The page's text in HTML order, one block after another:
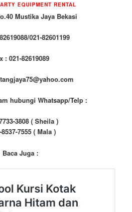
EQUIPMENT RENTAL
Mustika Jaya Bekasi
021-82601199
: 021-82619089
hubungi Whatsapp/Telp :
3808 ( Sheila )
8537-7555 ( Mala )
Baca Juga :